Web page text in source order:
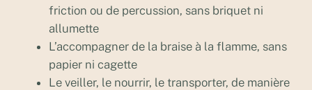
friction ou de percussion, sans briquet ni
allumette
L’accompagner de la braise à la flamme, sans
papier ni cagette
Le veiller, le nourrir, le transporter, de manière